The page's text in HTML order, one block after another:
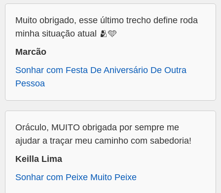
Muito obrigado, esse último trecho define roda
minha situação atual 🫂🩵
Marcão
Sonhar com Festa De Aniversário De Outra
Pessoa
Oráculo, MUITO obrigada por sempre me
ajudar a traçar meu caminho com sabedoria!
Keilla Lima
Sonhar com Peixe Muito Peixe